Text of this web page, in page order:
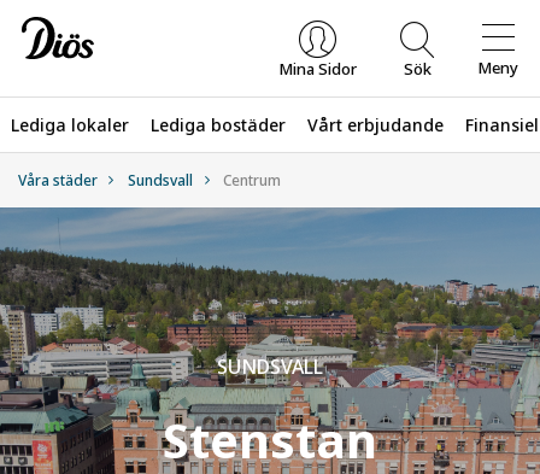
Mina Sidor Sök Meny
Lediga lokaler Lediga bostäder Vårt erbjudande
Vad letar du efter?
Våra städer Sundsvall Centrum
SUNDSVALL
Stenstan